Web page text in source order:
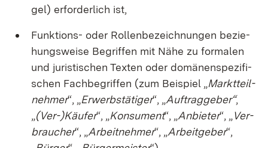
gel) er­for­der­lich ist,
Funk­ti­ons- oder Rol­len­be­zeich­nun­gen be­zie­
hungs­wei­se Be­grif­fen mit Nä­he zu for­ma­len
und ju­ris­ti­schen Tex­ten oder do­mä­nen­spe­zi­fi­
schen Fach­be­grif­fen (zum Bei­spiel „Markt­teil­
neh­mer“, „Er­werbs­tä­ti­ger“, „Auf­trag­ge­ber“,
„(Ver-)Käu­fer“, „Kon­su­ment“, „An­bie­ter“, „Ver­
brau­cher“, „Ar­beit­neh­mer“, „Ar­beit­ge­ber“,